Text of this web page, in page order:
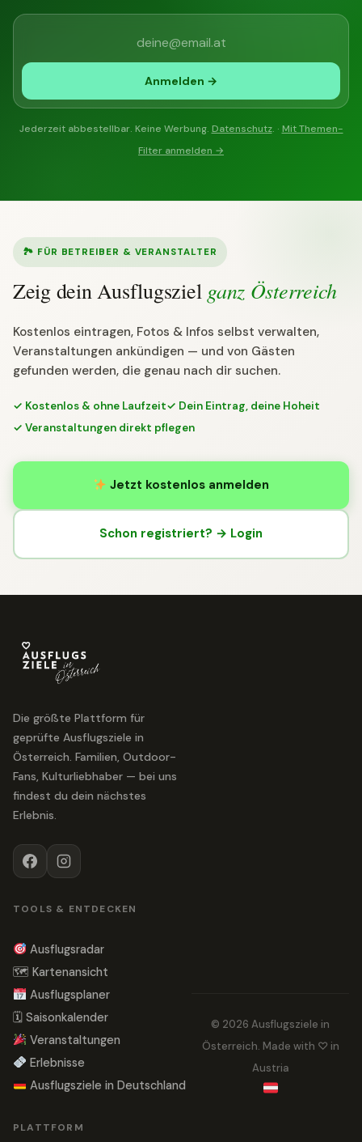
Anmelden →
Jederzeit abbestellbar. Keine Werbung. Datenschutz. · Mit Themen-
Filter anmelden →
🏞 FÜR BETREIBER & VERANSTALTER
Zeig dein Ausflugsziel ganz Österreich
Kostenlos eintragen, Fotos & Infos selbst verwalten,
Veranstaltungen ankündigen — und von Gästen
gefunden werden, die genau nach dir suchen.
✓ Kostenlos & ohne Laufzeit✓ Dein Eintrag, deine Hoheit
✓ Veranstaltungen direkt pflegen
Jetzt kostenlos anmelden
Schon registriert? → Login
Die größte Plattform für
geprüfte Ausflugsziele in
Österreich. Familien, Outdoor-
Fans, Kulturliebhaber — bei uns
findest du dein nächstes
Erlebnis.
TOOLS & ENTDECKEN
Ausflugsradar
🗺 Kartenansicht
Ausflugsplaner
🗓 Saisonkalender
Veranstaltungen
Erlebnisse
Ausflugsziele in Deutschland
PLATTFORM
© 2026 Ausflugsziele in
Österreich. Made with ♡ in
Austria